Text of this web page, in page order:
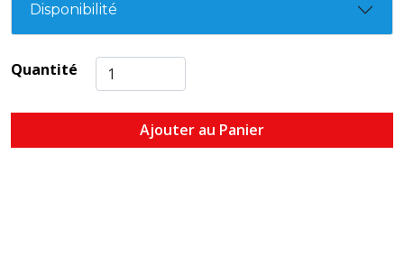
Disponibilité
Quantité
Ajouter au Panier